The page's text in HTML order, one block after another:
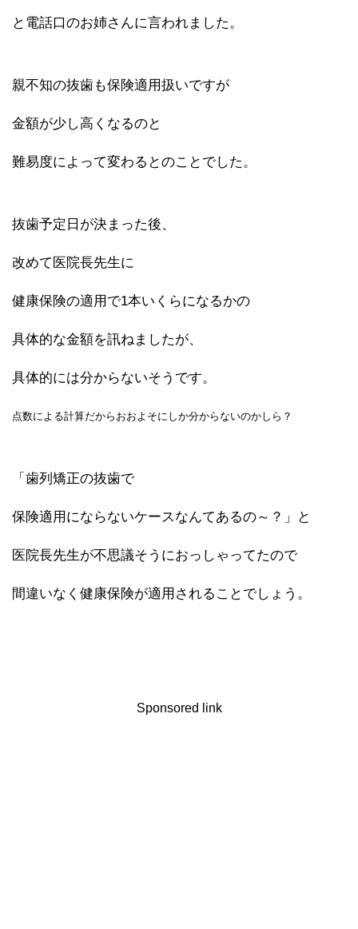
と電話口のお姉さんに言われました。
親不知の抜歯も保険適用扱いですが
金額が少し高くなるのと
難易度によって変わるとのことでした。
抜歯予定日が決まった後、
改めて医院長先生に
健康保険の適用で1本いくらになるかの
具体的な金額を訊ねましたが、
具体的には分からないそうです。
点数による計算だからおおよそにしか分からないのかしら？
「歯列矯正の抜歯で
保険適用にならないケースなんてあるの～？」と
医院長先生が不思議そうにおっしゃってたので
間違いなく健康保険が適用されることでしょう。
Sponsored link